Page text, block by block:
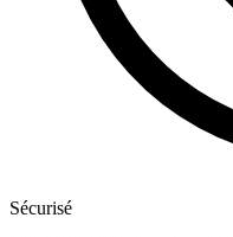
Sécurisé